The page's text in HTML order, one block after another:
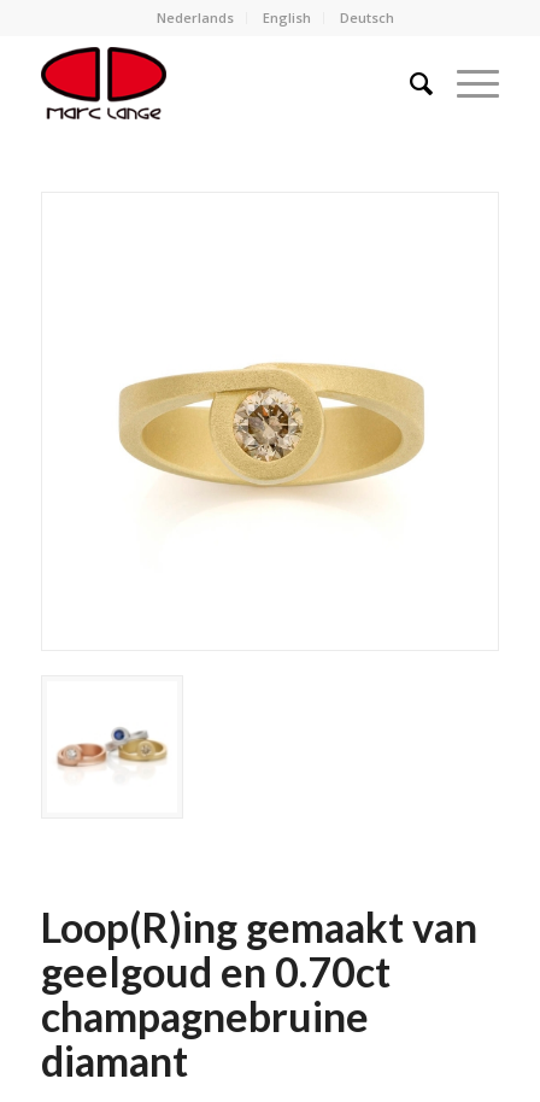
Nederlands English Deutsch
Loop(R)ing gemaakt van
geelgoud en 0.70ct
champagnebruine
diamant